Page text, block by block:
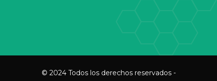
© 2024 Todos los derechos reservados -